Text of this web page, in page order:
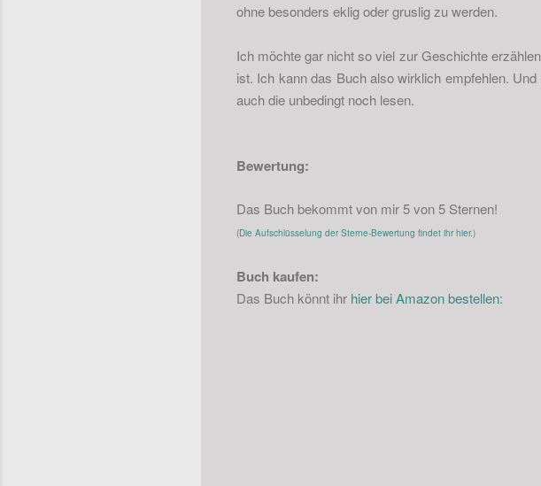
ohne besonders eklig oder gruslig zu werden.
Ich möchte gar nicht so viel zur Geschichte
ist. Ich kann das Buch also wirklich empfehlen.
auch die unbedingt noch lesen.
Bewertung:
Das Buch bekommt von mir 5 von 5 Sternen!
(Die Aufschlüsselung der Sterne-Bewertung findet ihr hier.)
Buch kaufen:
Das Buch könnt ihr hier bei Amazon bestellen: